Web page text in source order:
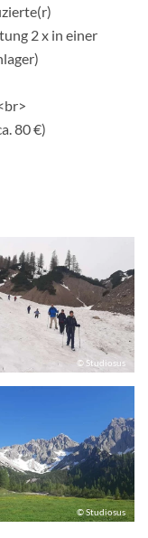
2 x in einer
80 €)
© Studiosus
© Studiosus